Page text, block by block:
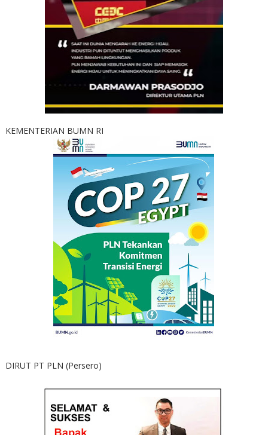
KEMENTERIAN BUMN RI
DIRUT PT PLN (Persero)